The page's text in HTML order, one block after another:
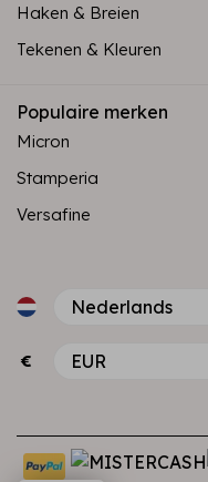
Haken & Breien
Tekenen & Kleuren
Populaire merken
Micron
Stamperia
Versafine
€